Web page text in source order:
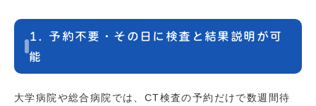
1. 予約不要・その日に検査と結果説明が可
能
大学病院や総合病院では、CT検査の予約だけで数週間待